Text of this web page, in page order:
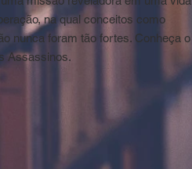
na qual conceitos como
nunca foram tão fortes. Conheça o
Assassinos.